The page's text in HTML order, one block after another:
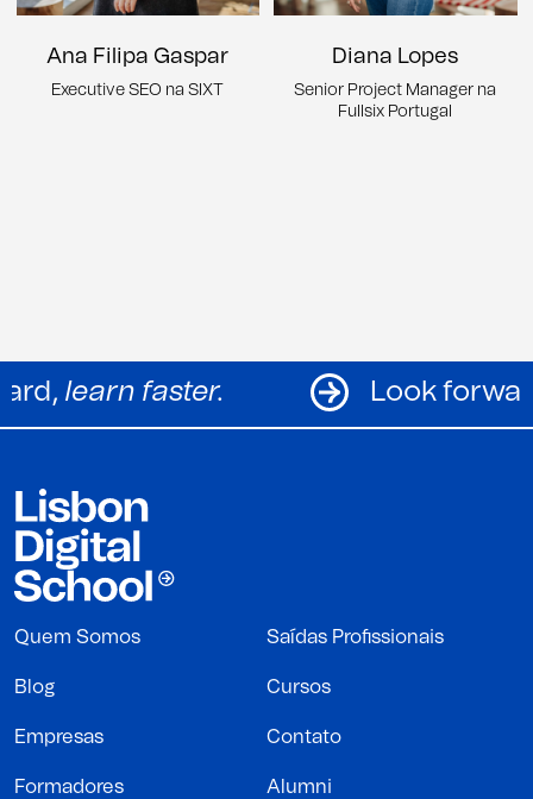
Ana Filipa Gaspar
Executive SEO na SIXT
Diana Lopes
Senior Project Manager na
Fullsix Portugal
forward, learn faster. Look
Quem Somos Saídas Profissionais
Blog Cursos
Empresas Contato
Formadores Alumni